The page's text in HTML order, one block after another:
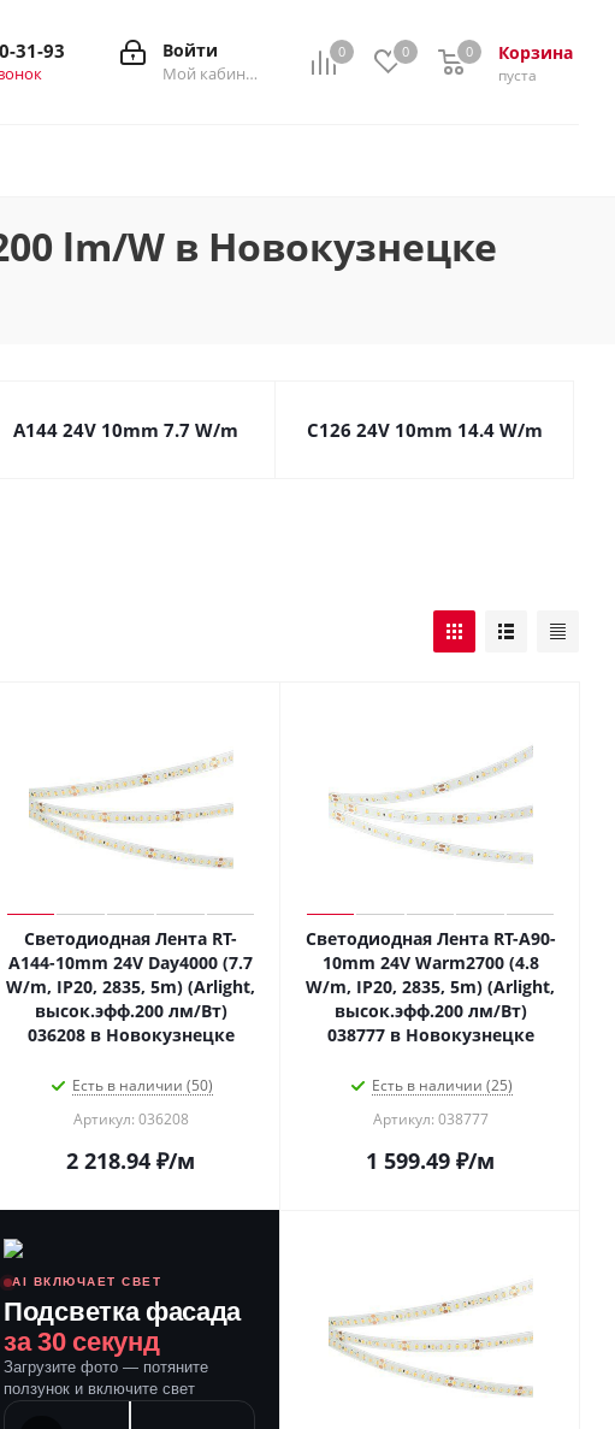
0 0 Корзина
0
пуста
0
Войти
Мой кабинет
31-93
lm/W в Новокузнецке
A144 24V 10mm 7.7 W/m C126 24V 10mm 14.4 W/m
Светодиодная Лента RT-
A144-10mm 24V Day4000 (7.7
W/m, IP20, 2835, 5m) (Arlight,
высок.эфф.200 лм/Вт)
036208 в Новокузнецке
Есть в наличии (50)
Артикул: 036208
2 218.94 ₽/м
Светодиодная Лента RT-A90-
10mm 24V Warm2700 (4.8
W/m, IP20, 2835, 5m) (Arlight,
высок.эфф.200 лм/Вт)
038777 в Новокузнецке
Есть в наличии (25)
Артикул: 038777
1 599.49 ₽/м
AI ВКЛЮЧАЕТ СВЕТ
Подсветка фасада
за 30 секунд
Загрузите фото — потяните
ползунок и включите свет